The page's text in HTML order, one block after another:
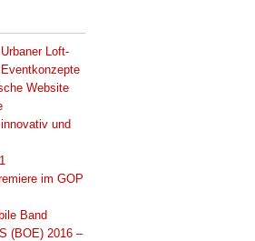
Loft-
Website
und
im GOP
Band
(BOE) 2016 –